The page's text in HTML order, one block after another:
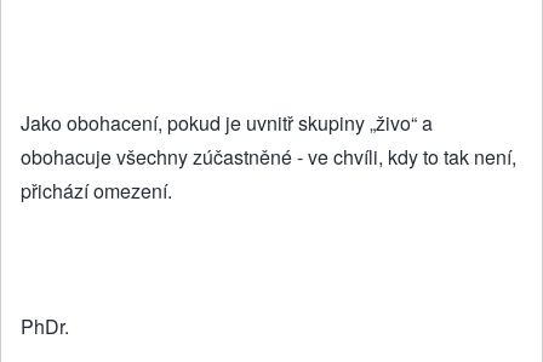
Jako obohacení, pokud je uvnitř skupiny „živo“ a
obohacuje všechny zúčastněné - ve chvíli, kdy to tak není,
přichází omezení.
PhDr.